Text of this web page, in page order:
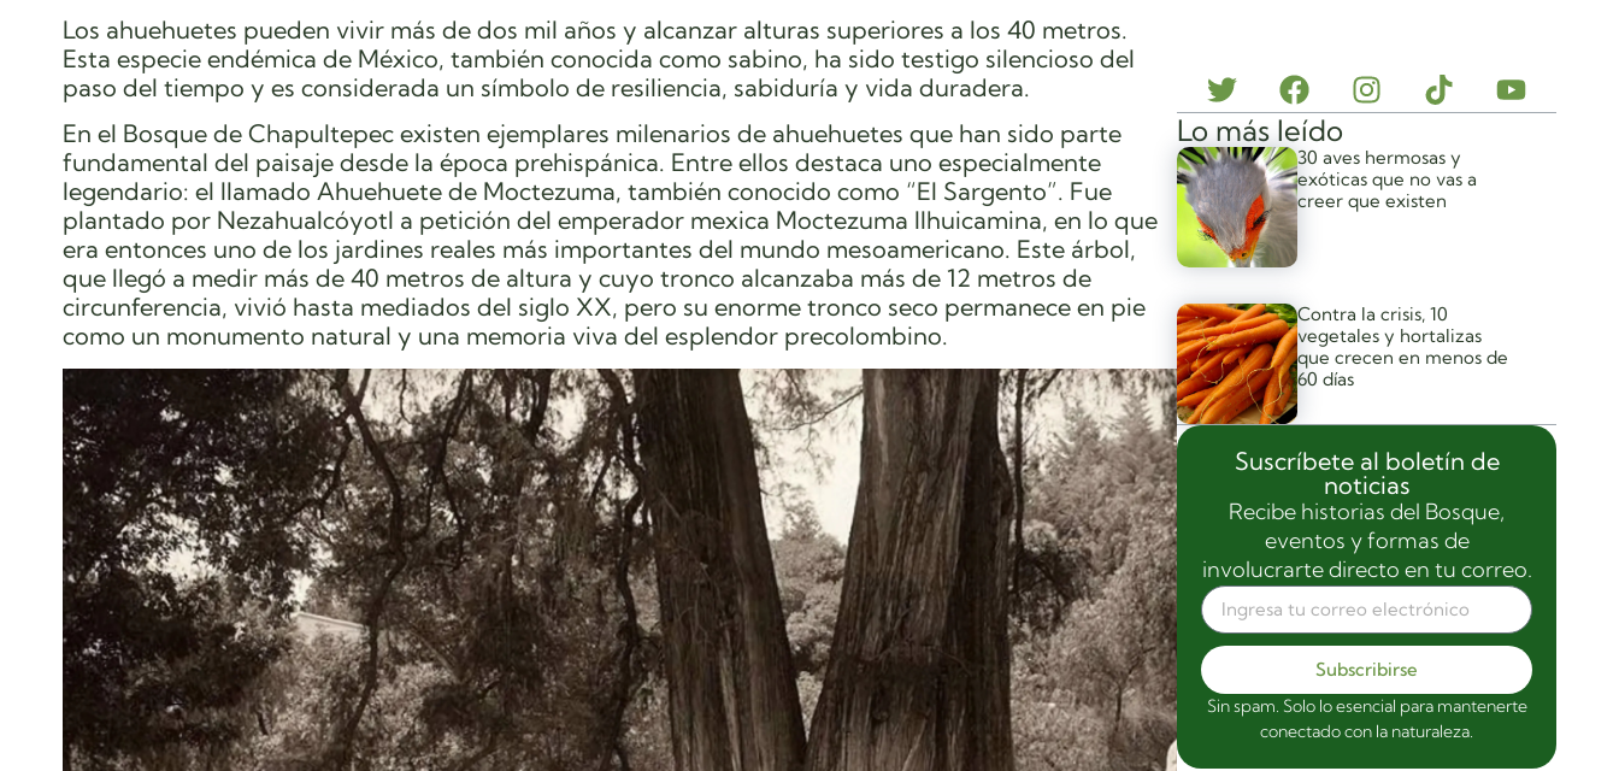
Los ahuehuetes pueden vivir más de dos mil años y alcanzar alturas superiores a los 40 metros.
Esta especie endémica de México, también conocida como sabino, ha sido testigo silencioso del
paso del tiempo y es considerada un símbolo de resiliencia, sabiduría y vida duradera.
En el Bosque de Chapultepec existen ejemplares milenarios de ahuehuetes que han sido parte
fundamental del paisaje desde la época prehispánica. Entre ellos destaca uno especialmente
legendario: el llamado Ahuehuete de Moctezuma, también conocido como “El Sargento”. Fue
plantado por Nezahualcóyotl a petición del emperador mexica Moctezuma Ilhuicamina, en lo que
era entonces uno de los jardines reales más importantes del mundo mesoamericano. Este árbol,
que llegó a medir más de 40 metros de altura y cuyo tronco alcanzaba más de 12 metros de
circunferencia, vivió hasta mediados del siglo XX, pero su enorme tronco seco permanece en pie
como un monumento natural y una memoria viva del esplendor precolombino.
Lo más leído
30 aves hermosas y
exóticas que no vas a
creer que existen
Contra la crisis, 10
vegetales y hortalizas
que crecen en menos de
60 días
Suscríbete al boletín de
noticias
Recibe historias del Bosque,
eventos y formas de
involucrarte directo en tu correo.
Subscribirse
Sin spam. Solo lo esencial para mantenerte
conectado con la naturaleza.